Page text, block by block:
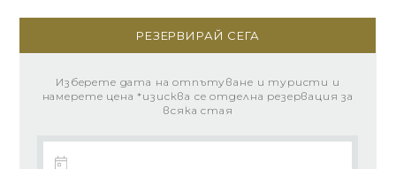
РЕЗЕРВИРАЙ СЕГА
Изберете дата на отпътуване и туристи и
намерете цена *изисква се отделна резервация за
всяка стая